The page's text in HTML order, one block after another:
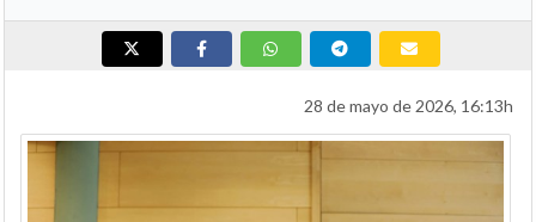
28 de mayo de 2026, 16:13h